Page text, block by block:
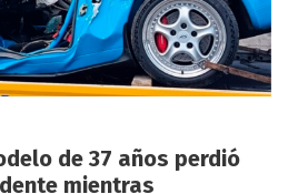
de 37 años perdió
mientras